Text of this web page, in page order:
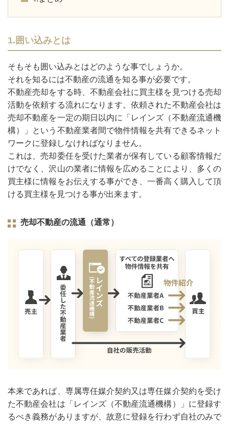
1.囲い込みとは
そもそも囲い込みとはどのような事でしょうか。
それを知るには不動産の流通を知る事が必要です。
不動産売却をする時、不動産会社に買主様を見つける売却
活動を依頼する流れになります。依頼された不動産会社は
売却不動産を⼀定の期日以内に「レインズ（不動産流通機
構）」という不動産業者間で物件情報を共有できるネット
ワークに登録しなければなりません。
これは、売却委任を受けた業者が保有している顧客情報だ
けでなく、沢山の業者に情報を広めることにより、多くの
買主様に情報をお伝えする事ができ、⼀番高く購入して頂
ける買主様を見つける事が出来ます。
売却不動産の流通（通常）
本来であれば、専属専任媒介契約又は専任媒介契約を受け
た不動産会社は「レインズ（不動産流通機構）」に登録す
るべき義務がありますが、故意に登録を行わず自社のみで